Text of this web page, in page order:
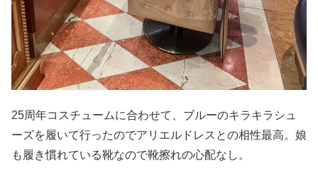
25周年コスチュームに合わせて、ブルーのキラキラシュ
ーズを履いて行ったのでアリエルドレスとの相性最高。娘
も履き慣れている靴なので靴擦れの心配なし。